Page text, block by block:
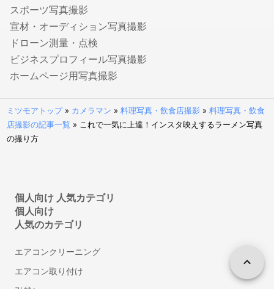
意匠登録に強い事務所・弁理士
商標登録・出願に強い事務所・弁理士
カメラマン
結婚式の写真撮影
遺影・生前撮影
成人式写真の前撮り・出張撮影
婚活写真・お見合い写真撮影
お宮参り写真の出張撮影
スポーツ写真撮影
宣材・オーディション写真撮影
ドローン測量・点検
ビジネスプロフィール写真撮影
ホームページ用写真撮影
ミツモアトップ» カメラマン »料理写真・飲食店撮影 »料理写真・飲食
店撮影の記事一覧 » これで一気に上達！インスタ映えするラーメン写真
の撮り方
個人向け 人気カテゴリ
個人向け
人気のカテゴリ
エアコンクリーニング
エアコン取り付け